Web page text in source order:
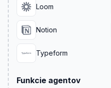
Loom
Notion
Typeform
Funkcie agentov